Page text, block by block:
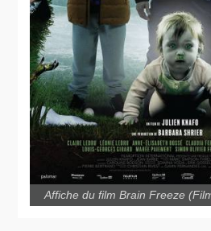
Affiche du film Brain Freeze